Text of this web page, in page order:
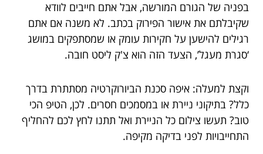
בפניה של הגורם המורשה, אבל אתם חייבים לוודא
שקיבלתם את אישור הפירוק בכתב. לא משנה אם אתם
רגילים להישען על חקירות עומק או שמסתפקים במושג
‘סגרת מעגל’, הצעד הזה הוא צ'ק ליסט חובה.
וקצת למעלה: איפה סכנת הביורוקרטיה מסתתרת בדרך
כלל? בתיקוני ניירת או במסמכים חסרים. לכן, הטיפ הכי
טוב? תעשו צילום כל הניירת ואל תתנו לחץ לכם להחליף
התחייבויות לפני בדיקה מקיפה.